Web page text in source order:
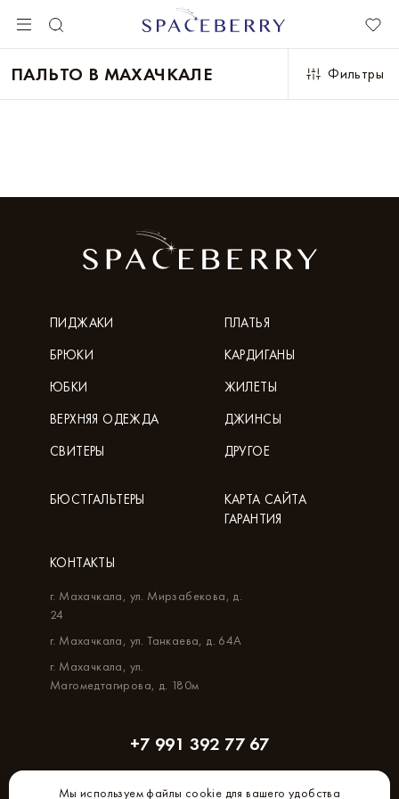
ПАЛЬТО В МАХАЧКАЛЕ Фильтры
ПИДЖАКИ
БРЮКИ
ЮБКИ
ВЕРХНЯЯ ОДЕЖДА
СВИТЕРЫ
ПЛАТЬЯ
КАРДИГАНЫ
ЖИЛЕТЫ
ДЖИНСЫ
ДРУГОЕ
БЮСТГАЛЬТЕРЫ
КАРТА САЙТА
ГАРАНТИЯ
КОНТАКТЫ
г. Махачкала, ул. Мирзабекова, д.
24
г. Махачкала, ул. Танкаева, д. 64А
г. Махачкала, ул.
Магомедтагирова, д. 180м
+7 991 392 77 67
Мы используем файлы cookie для вашего удобства